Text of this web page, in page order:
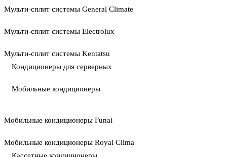
Мульти-сплит системы General Climate
Мульти-сплит системы Electrolux
Мульти-сплит системы Kentatsu
Кондиционеры для серверных
Мобильные кондиционеры
Мобильные кондиционеры Funai
Мобильные кондиционеры Royal Clima